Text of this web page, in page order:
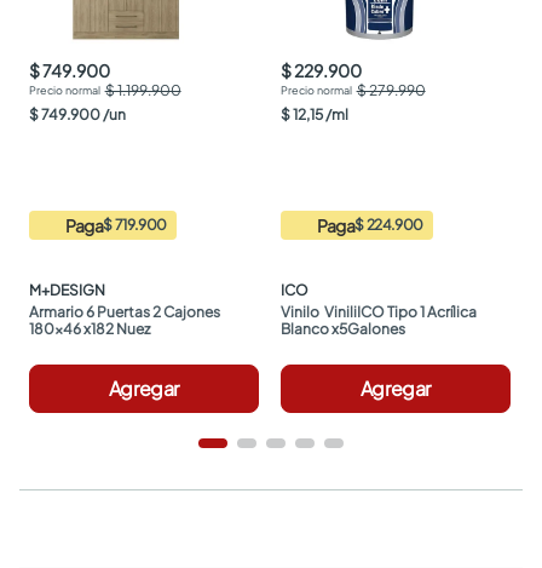
$ 749.900
$ 1.199.900
$749.900 /un
Paga$ 719.900
M+DESIGN
Armario 6 Puertas 2 Cajones
180x46 x182 Nuez
Agregar
$ 229.900
$ 279.990
$12,15 /ml
Paga$ 224.900
ICO
Vinilo  ViniliICO Tipo 1 Acrílica
Blanco x5Galones
Agregar